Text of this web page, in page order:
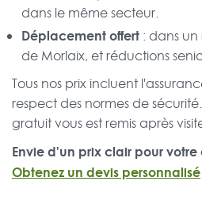
dans le même secteur.
Déplacement offert : dans
de Morlaix, et réductions
Tous nos prix incluent
respect des normes de
gratuit vous est remis après
Envie d'un prix clair pour
Obtenez un devis personnalisé